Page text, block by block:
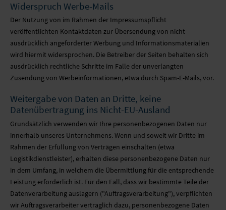
Widerspruch Werbe-Mails
Der Nutzung von im Rahmen der Impressumspflicht
veröffentlichten Kontaktdaten zur Übersendung von nicht
ausdrücklich angeforderter Werbung und Informationsmaterialien
wird hiermit widersprochen. Die Betreiber der Seiten behalten sich
ausdrücklich rechtliche Schritte im Falle der unverlangten
Zusendung von Werbeinformationen, etwa durch Spam-E-Mails, vor.
Weitergabe von Daten an Dritte, keine
Datenübertragung ins Nicht-EU-Ausland
Grundsätzlich verwenden wir Ihre personenbezogenen Daten nur
innerhalb unseres Unternehmens. Wenn und soweit wir Dritte im
Rahmen der Erfüllung von Verträgen einschalten (etwa
Logistikdienstleister), erhalten diese personenbezogene Daten nur
in dem Umfang, in welchem die Übermittlung für die entsprechende
Leistung erforderlich ist. Für den Fall, dass wir bestimmte Teile der
Datenverarbeitung auslagern ("Auftragsverarbeitung"), verpflichten
wir Auftragsverarbeiter vertraglich dazu, personenbezogene Daten